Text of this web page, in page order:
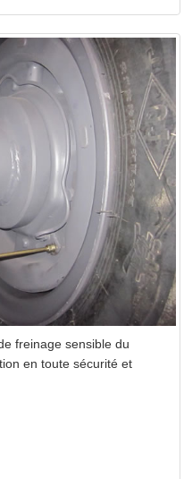
freinage sensible du
en toute sécurité et